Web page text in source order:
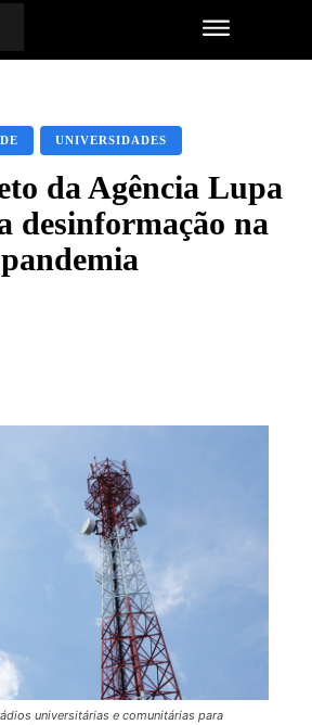
UNIVERSIDADES
da Agência Lupa
desinformação na
pandemia
universitárias e comunitárias para